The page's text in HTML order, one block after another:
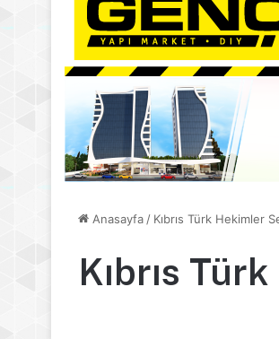
Anasayfa/ Kıbrıs Türk Hekimler
Kıbrıs